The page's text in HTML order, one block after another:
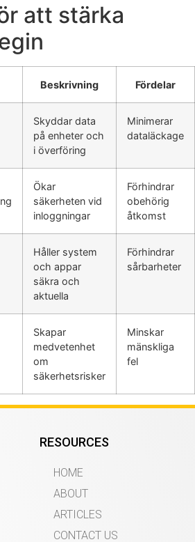
att stärka
Beskrivning Fördelar
Skyddar data
på enheter och
i överföring
Minimerar
dataläckage
Ökar
säkerheten vid
inloggningar
Förhindrar
obehörig
åtkomst
Håller system
och appar
säkra och
aktuella
Förhindrar
sårbarheter
Skapar
medvetenhet
om
säkerhetsrisker
Minskar
mänskliga
fel
RESOURCES
HOME
ABOUT
ARTICLES
CONTACT US